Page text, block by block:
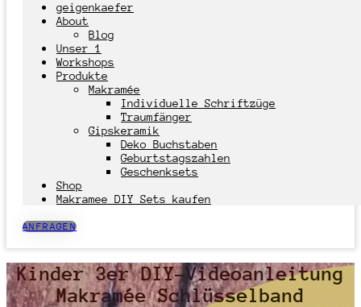
geigenkaefer
About
Blog
Unser 1
Workshops
Produkte
Makramée
Individuelle Schriftzüge
Traumfänger
Gipskeramik
Deko Buchstaben
Geburtstagszahlen
Geschenksets
Shop
Makramee DIY Sets kaufen
ANFRAGEN
Kinder 3er DIY-Videoanleitung
Makramée Schlüsselband